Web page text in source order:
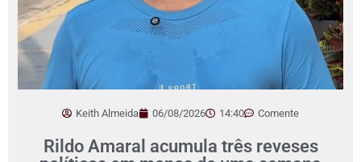
Keith Almeida 06/08/2026 14:40 Comente
Rildo Amaral acumula três reveses